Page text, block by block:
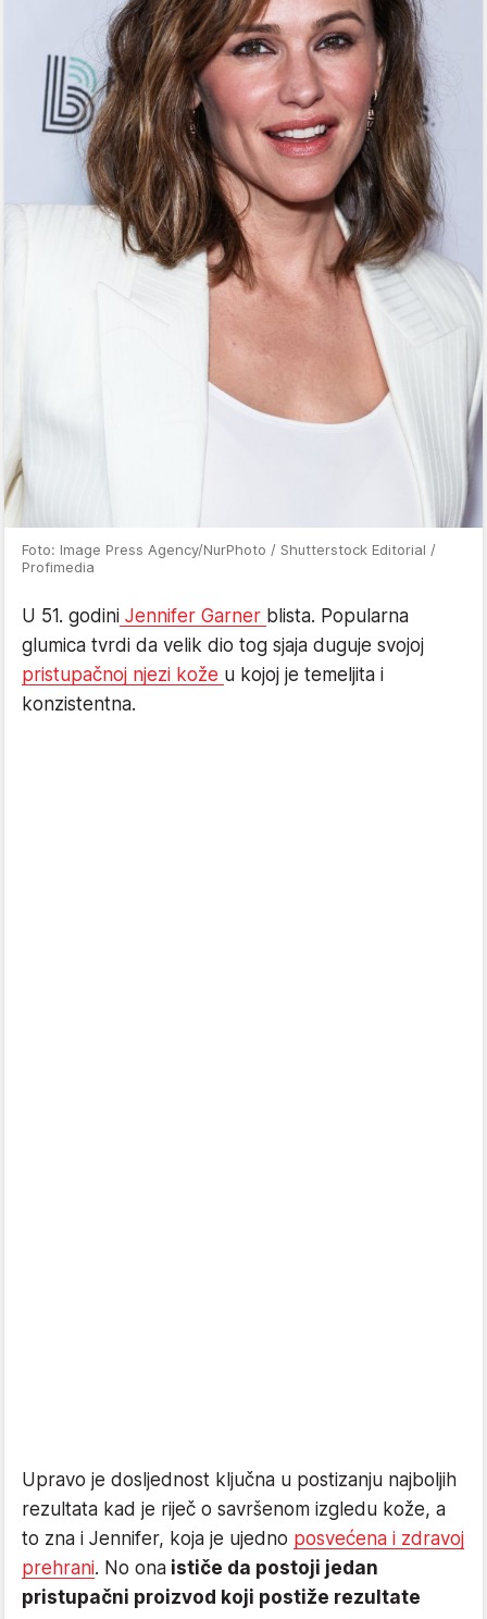
Foto: Image Press Agency/NurPhoto / Shutterstock Editorial /
Profimedia
U 51. godini Jennifer Garner blista. Popularna
glumica tvrdi da velik dio tog sjaja duguje svojoj
pristupačnoj njezi kože u kojoj je temeljita i
konzistentna.
Upravo je dosljednost ključna u postizanju najboljih
rezultata kad je riječ o savršenom izgledu kože, a
to zna i Jennifer, koja je ujedno posvećena i zdravoj
prehrani. No ona ističe da postoji jedan
pristupačni proizvod koji postiže rezultate